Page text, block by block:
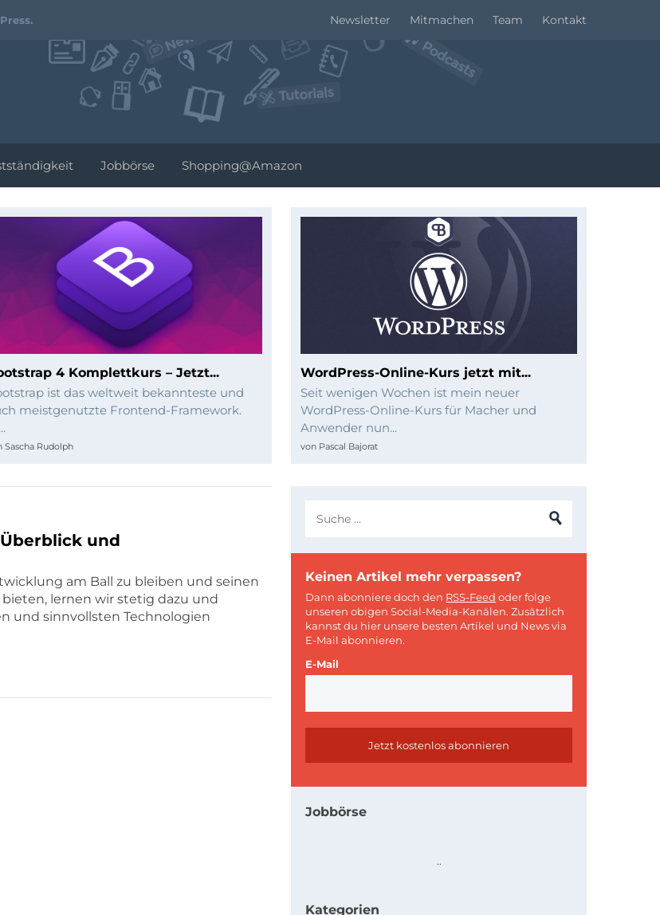
Newsletter Mitmachen Team Kontakt
Jobbörse Shopping@Amazon
4 Komplettkurs – Jetzt...
ist das weltweit bekannteste und
meistgenutzte Frontend-Framework.
Sascha Rudolph
WordPress-Online-Kurs jetzt mit...
Seit wenigen Wochen ist mein neuer
WordPress-Online-Kurs für Macher und
Anwender nun...
von Pascal Bajorat
und
am Ball zu bleiben und seinen
lernen wir stetig dazu und
und sinnvollsten Technologien
Keinen Artikel mehr verpassen?
Dann abonniere doch den RSS-Feed oder folge
unseren obigen Social-Media-Kanälen. Zusätzlich
kannst du hier unsere besten Artikel und News via
E-Mail abonnieren.
E-Mail
Jobbörse
..
Kategorien